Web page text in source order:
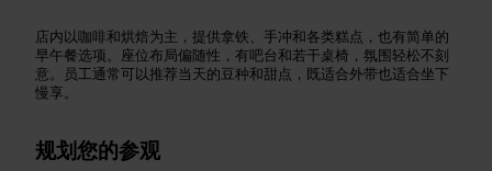
店内以咖啡和烘焙为主，提供拿铁、手冲和各类糕点，也有简单的
早午餐选项。座位布局偏随性，有吧台和若干桌椅，氛围轻松不刻
意。员工通常可以推荐当天的豆种和甜点，既适合外带也适合坐下
慢享。
规划您的参观